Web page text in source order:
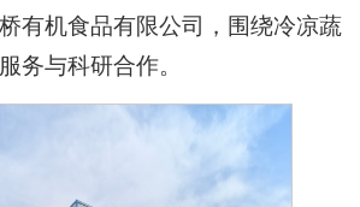
有机食品有限公司，围绕冷凉蔬
务与科研合作。